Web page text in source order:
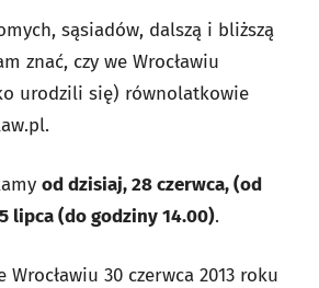
sąsiadów, dalszą i bliższą
znać, czy we Wrocławiu
urodzili się) równolatkowie
od dzisiaj, 28 czerwca, (od
lipca (do godziny 14.00).
30 czerwca 2013 roku